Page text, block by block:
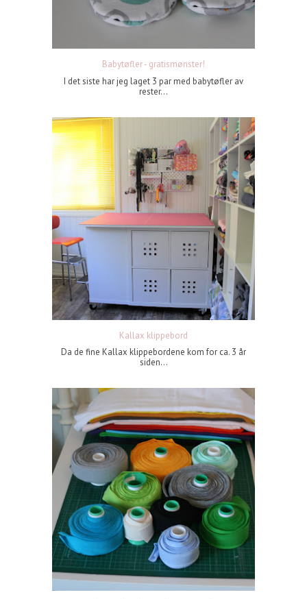
Babytøfler - gratismønster!
I det siste har jeg laget 3 par med babytøfler av
rester...
Kallax klippebord
Da de fine Kallax klippebordene kom for ca. 3 år
siden...